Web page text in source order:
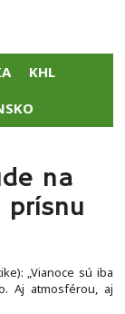
KHL
na
„Vianoce sú iba
Aj atmosférou, aj